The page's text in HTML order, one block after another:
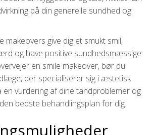
på din generelle sundhed og
makeovers give dig et smukt smil,
og have positive sundhedsmæssige
en smile makeover, bør du
der specialiserer sig i æstetisk
en vurdering af dine tandproblemer og
bedste behandlingsplan for dig.